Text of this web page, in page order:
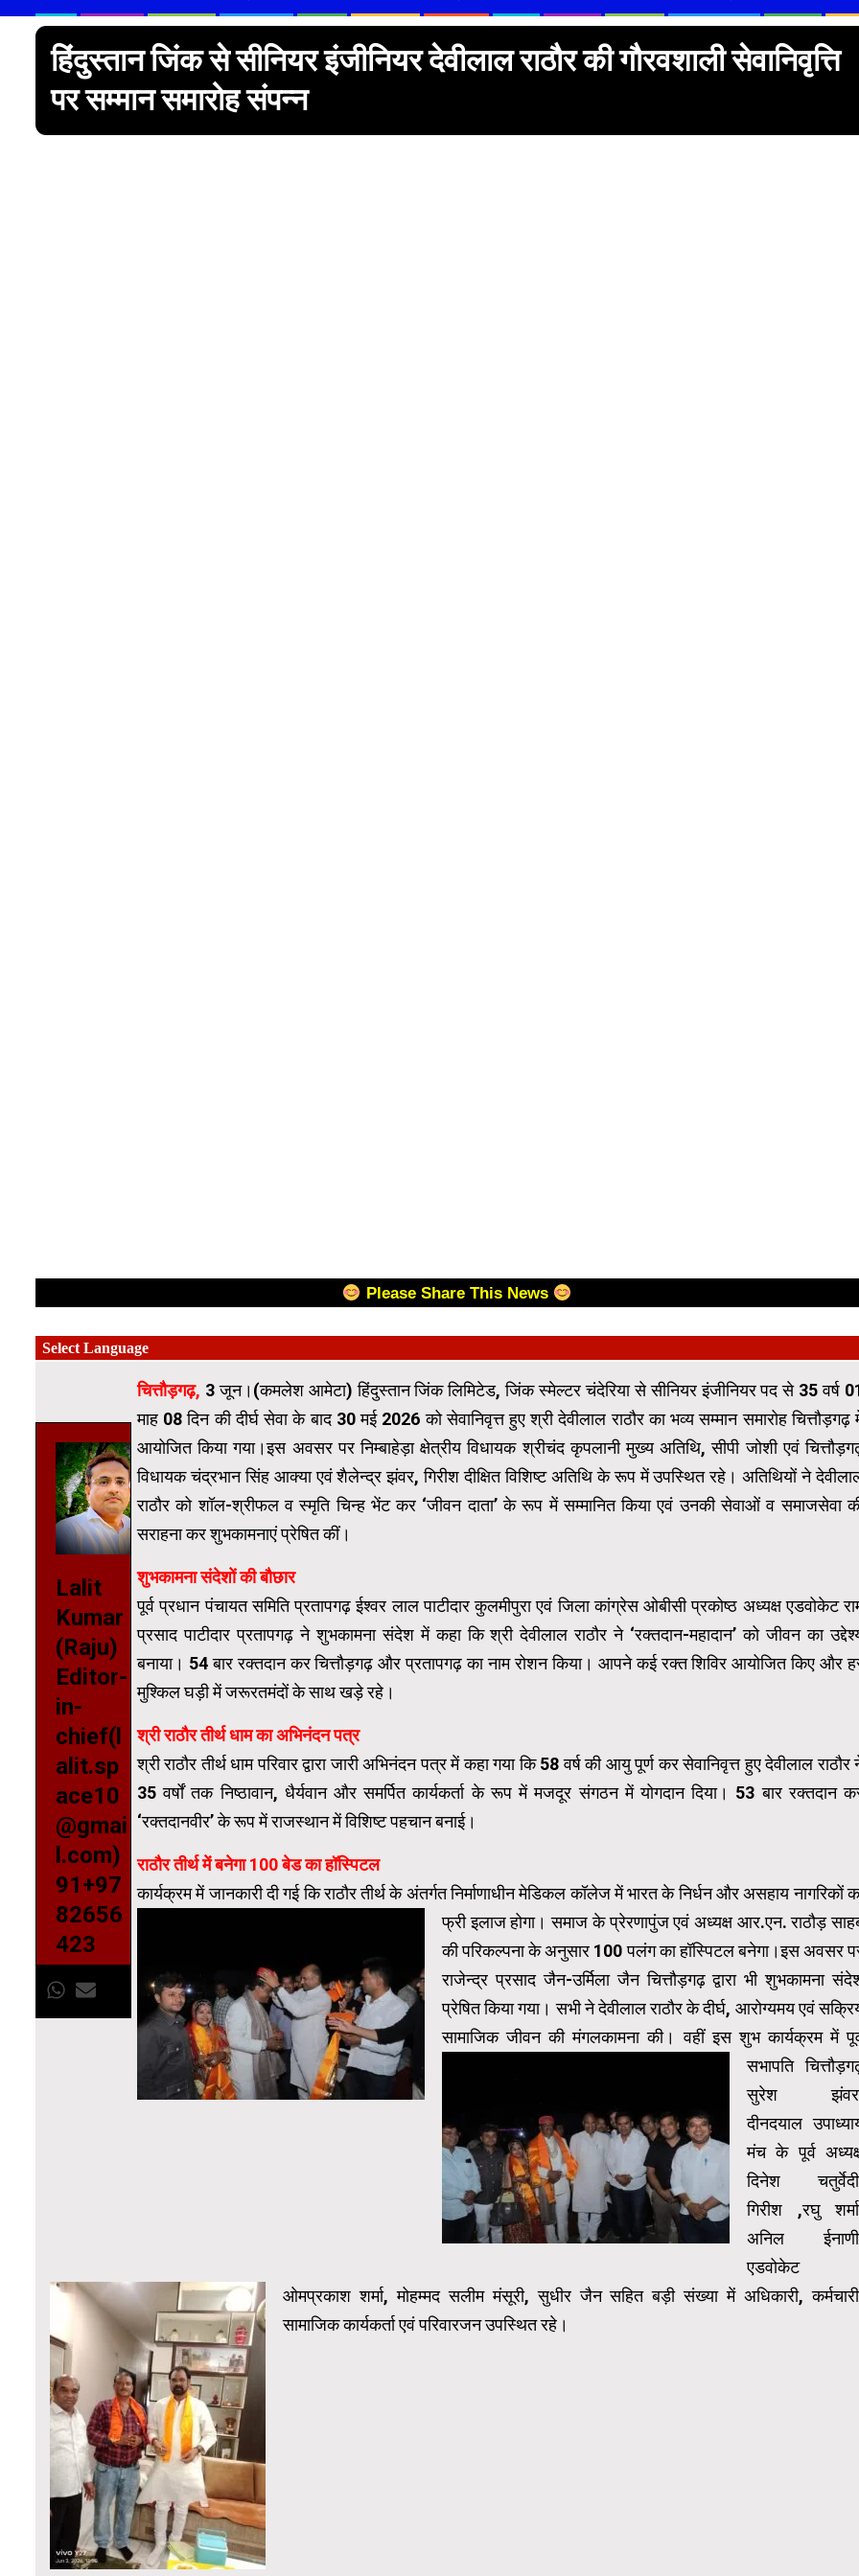
हिंदुस्तान जिंक से सीनियर इंजीनियर देवीलाल राठौर की गौरवशाली सेवानिवृत्ति
पर सम्मान समारोह संपन्न
Please Share This News
Lalit
Kumar
(Raju)
Editor-
in-
chief(l
alit.sp
ace10
@gmai
l.com)
91+97
82656
423
चित्तौड़गढ़, 3 जून।(कमलेश आमेटा) हिंदुस्तान जिंक लिमिटेड, जिंक स्मेल्टर चंदेरिया से सीनियर इंजीनियर पद से 35 वर्ष
माह 08 दिन की दीर्घ सेवा के बाद 30 मई 2026 को सेवानिवृत्त हुए श्री देवीलाल राठौर का भव्य सम्मान समारोह चित्तौड़गढ़
आयोजित किया गया।इस अवसर पर निम्बाहेड़ा क्षेत्रीय विधायक श्रीचंद कृपलानी मुख्य अतिथि, सीपी जोशी एवं
विधायक चंद्रभान सिंह आक्या एवं शैलेन्द्र झंवर, गिरीश दीक्षित विशिष्ट अतिथि के रूप में उपस्थित रहे। अतिथियों ने
राठौर को शॉल-श्रीफल व स्मृति चिन्ह भेंट कर ‘जीवन दाता’ के रूप में सम्मानित किया एवं उनकी सेवाओं व समाजसेवा
सराहना कर शुभकामनाएं प्रेषित कीं।
शुभकामना संदेशों की बौछार
पूर्व प्रधान पंचायत समिति प्रतापगढ़ ईश्वर लाल पाटीदार कुलमीपुरा एवं जिला कांग्रेस ओबीसी प्रकोष्ठ अध्यक्ष एडवोकेट
प्रसाद पाटीदार प्रतापगढ़ ने शुभकामना संदेश में कहा कि श्री देवीलाल राठौर ने ‘रक्तदान-महादान’ को जीवन का
बनाया। 54 बार रक्तदान कर चित्तौड़गढ़ और प्रतापगढ़ का नाम रोशन किया। आपने कई रक्त शिविर आयोजित किए और
मुश्किल घड़ी में जरूरतमंदों के साथ खड़े रहे।
श्री राठौर तीर्थ धाम का अभिनंदन पत्र
श्री राठौर तीर्थ धाम परिवार द्वारा जारी अभिनंदन पत्र में कहा गया कि 58 वर्ष की आयु पूर्ण कर सेवानिवृत्त हुए देवीलाल राठौर
35 वर्षों तक निष्ठावान, धैर्यवान और समर्पित कार्यकर्ता के रूप में मजदूर संगठन में योगदान दिया। 53 बार रक्तदान
‘रक्तदानवीर’ के रूप में राजस्थान में विशिष्ट पहचान बनाई।
राठौर तीर्थ में बनेगा 100 बेड का हॉस्पिटल
कार्यक्रम में जानकारी दी गई कि राठौर तीर्थ के अंतर्गत निर्माणाधीन मेडिकल कॉलेज में भारत के निर्धन और असहाय नागरिकों
फ्री इलाज होगा।समाज के प्रेरणापुंज एवं अध्यक्ष आर.एन. राठौड़
की परिकल्पना के अनुसार 100 पलंग का हॉस्पिटल बनेगा।इस अवसर
राजेन्द्र प्रसाद जैन-उर्मिला जैन चित्तौड़गढ़ द्वारा भी शुभकामना
प्रेषित किया गया। सभी ने देवीलाल राठौर के दीर्घ, आरोग्यमय एवं
सामाजिक जीवन की मंगलकामना की।वहीं इस शुभ कार्यक्रम में
सभापति
सुरेश
दीनदयाल
मंच के पूर्व
दिनेश
गिरीश ,रघु
अनिल
एडवोकेट
ओमप्रकाश शर्मा, मोहम्मद सलीम मंसूरी, सुधीर जैन सहित बड़ी संख्या में अधिकारी,
सामाजिक कार्यकर्ता एवं परिवारजन उपस्थित रहे।